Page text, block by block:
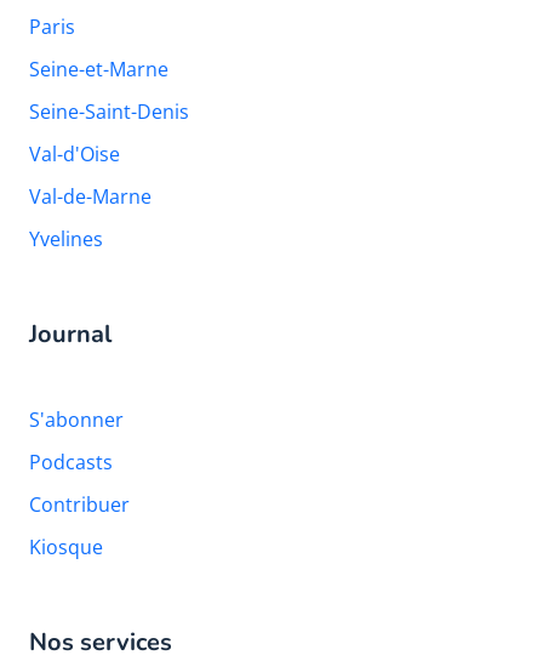
Paris
Seine-et-Marne
Seine-Saint-Denis
Val-d'Oise
Val-de-Marne
Yvelines
Journal
S'abonner
Podcasts
Contribuer
Kiosque
Nos services